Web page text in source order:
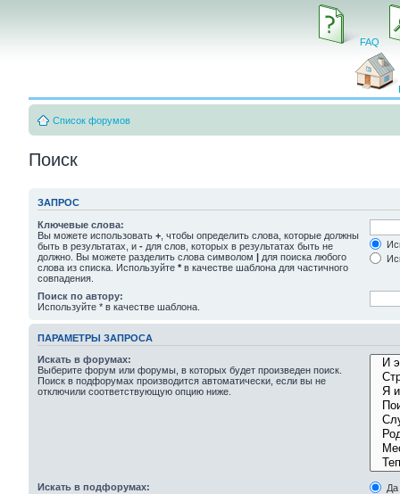
FAQ
Список форумов
Поиск
ЗАПРОС
Ключевые слова:
Вы можете использовать + , чтобы определить слова, которые должны
быть в результатах, и - для слов, которых в результатах быть не
должно. Вы можете разделить слова символом | для поиска любого
слова из списка. Используйте * в качестве шаблона для частичного
совпадения.
Поиск по автору:
Используйте * в качестве шаблона.
ПАРАМЕТРЫ ЗАПРОСА
Искать в форумах:
Выберите форум или форумы, в которых будет произведен поиск.
Поиск в подфорумах производится автоматически, если вы не
отключили соответствующую опцию ниже.
Искать в подфорумах:
Да